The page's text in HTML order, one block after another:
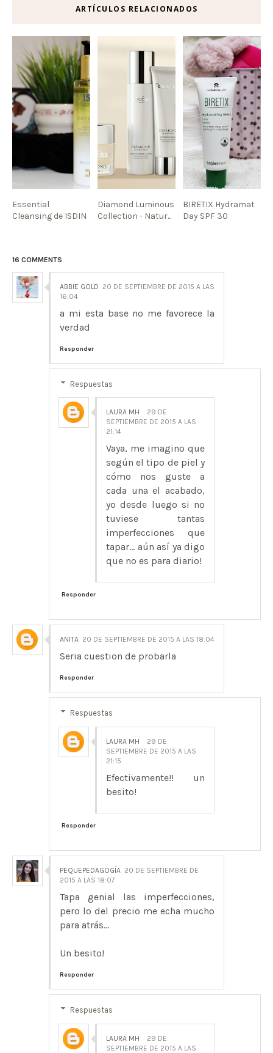
ARTÍCULOS RELACIONADOS
Essential
Cleansing de ISDIN
Diamond Luminous
Collection - Natur...
BIRETIX Hydramat
Day SPF 30
16 COMMENTS
ABBIE GOLD 20 DE SEPTIEMBRE DE 2015 A LAS
16:04
a mi esta base no me favorece la
verdad
Responder
Respuestas
LAURA MH
29 DE
SEPTIEMBRE DE 2015 A LAS
21:14
Vaya, me imagino que
según el tipo de piel y
cómo nos guste a
cada una el acabado,
yo desde luego si no
tuviese tantas
imperfecciones que
tapar... aún así ya digo
que no es para diario!
Responder
ANITA 20 DE SEPTIEMBRE DE 2015 A LAS 18:04
Seria cuestion de probarla
Responder
Respuestas
LAURA MH
29 DE
SEPTIEMBRE DE 2015 A LAS
21:15
Efectivamente!! un
besito!
Responder
PEQUEPEDAGOGÍA 20 DE SEPTIEMBRE DE
2015 A LAS 18:07
Tapa genial las imperfecciones,
pero lo del precio me echa mucho
para atrás...
Un besito!
Responder
Respuestas
LAURA MH
29 DE
SEPTIEMBRE DE 2015 A LAS